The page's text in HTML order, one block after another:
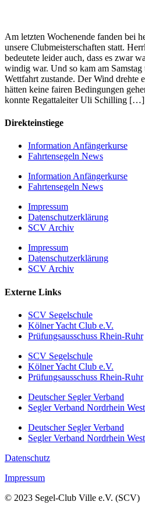
Am letzten Wochenende fanden bei
unsere Clubmeisterschaften statt.
bedeutete leider auch, dass es zwar
windig war. Und so kam am
Wettfahrt zustande. Der Wind drehte
hätten keine fairen Bedingungen
konnte Regattaleiter Uli Schilling […]
Direkteinstiege
Information Anfängerkurse
Fahrtensegeln News
Information Anfängerkurse
Fahrtensegeln News
Impressum
Datenschutzerklärung
SCV Archiv
Impressum
Datenschutzerklärung
SCV Archiv
Externe Links
SCV Segelschule
Kölner Yacht Club e.V.
Prüfungsausschuss Rhein-Ruhr
SCV Segelschule
Kölner Yacht Club e.V.
Prüfungsausschuss Rhein-Ruhr
Deutscher Segler Verband
Segler Verband Nordrhein
Deutscher Segler Verband
Segler Verband Nordrhein
Datenschutz
Impressum
© 2023 Segel-Club Ville e.V. (SCV)